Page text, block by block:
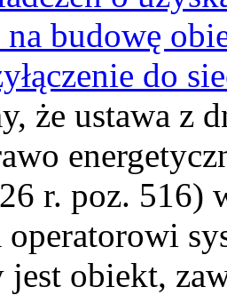
budowę
do
że ustawa z
r. poz. 516)
operatorowi
jest obiekt,